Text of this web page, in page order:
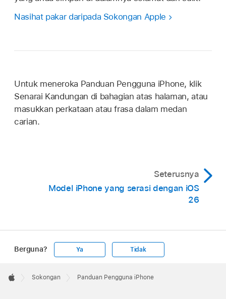
Nasihat pakar daripada Sokongan Apple
Untuk meneroka Panduan Pengguna iPhone, klik
Senarai Kandungan di bahagian atas halaman, atau
masukkan perkataan atau frasa dalam medan
carian.
Seterusnya
Model iPhone yang serasi dengan iOS
26
Berguna? Ya Tidak
Footer

Sokongan Panduan Pengguna iPhone